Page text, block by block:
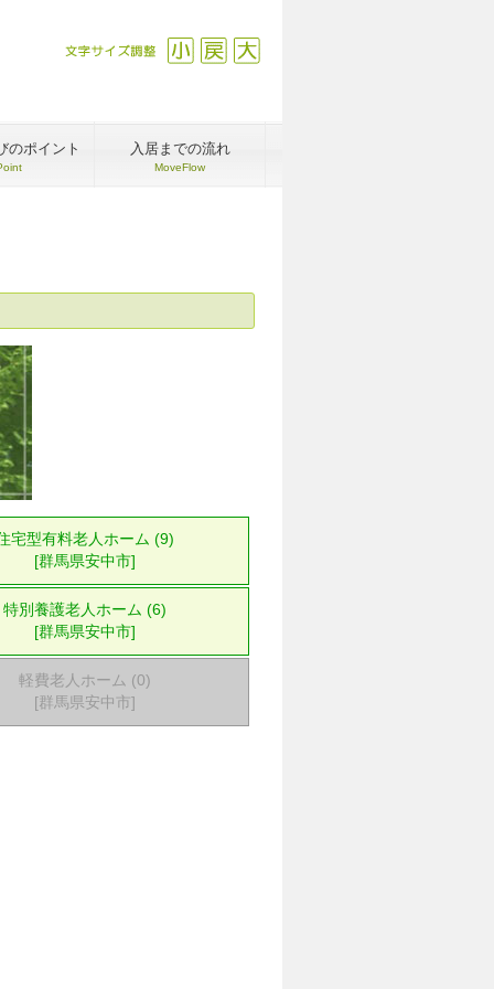
戻す
縮小
文字サイズ調整
のポイント 入居までの流れ
MoveFlow
宅型有料老人ホーム (9)
[群馬県安中市]
特別養護老人ホーム (6)
[群馬県安中市]
軽費老人ホーム (0)
[群馬県安中市]